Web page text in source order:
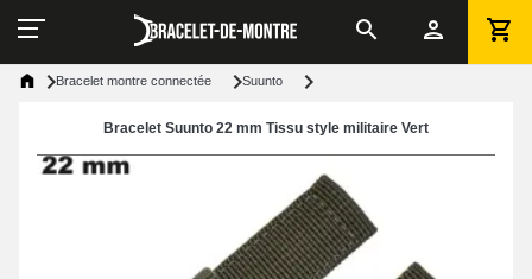
Bracelet montre connectée Suunto
Bracelet Suunto 22 mm Tissu style militaire Vert